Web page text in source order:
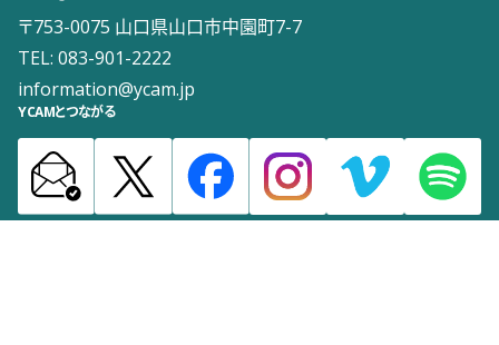
〒753-0075 山口県山口市中園町7-7
TEL: 083-901-2222
information@ycam.jp
YCAMとつながる